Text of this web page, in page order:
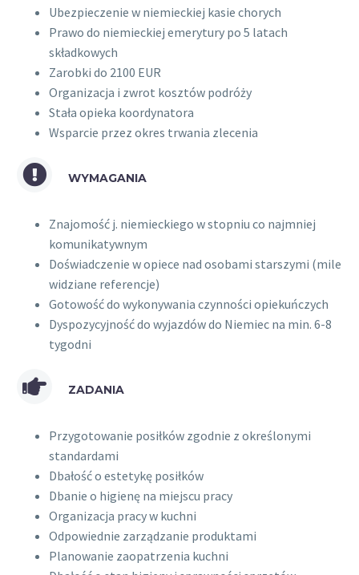
Ubezpieczenie w niemieckiej kasie chorych
Prawo do niemieckiej emerytury po 5 latach
składkowych
Zarobki do 2100 EUR
Organizacja i zwrot kosztów podróży
Stała opieka koordynatora
Wsparcie przez okres trwania zlecenia
WYMAGANIA
Znajomość j. niemieckiego w stopniu co najmniej
komunikatywnym
Doświadczenie w opiece nad osobami starszymi (mile
widziane referencje)
Gotowość do wykonywania czynności opiekuńczych
Dyspozycyjność do wyjazdów do Niemiec na min. 6-8
tygodni
ZADANIA
Przygotowanie posiłków zgodnie z określonymi
standardami
Dbałość o estetykę posiłków
Dbanie o higienę na miejscu pracy
Organizacja pracy w kuchni
Odpowiednie zarządzanie produktami
Planowanie zaopatrzenia kuchni